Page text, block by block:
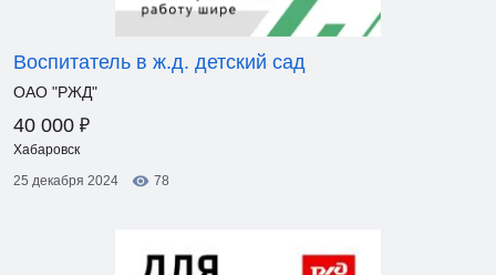
Воспитатель в ж.д. детский сад
ОАО "РЖД"
40 000 ₽
Хабаровск
25 декабря 2024
78